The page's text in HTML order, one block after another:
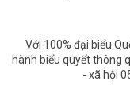
Với 100% đại biểu
hành biểu quyết thông
- xã hội